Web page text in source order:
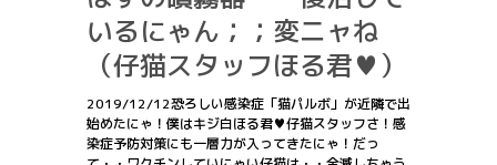
いるにゃん；；変ニャね
（仔猫スタッフほる君♥）
2019/12/12恐ろしい感染症「猫パルボ」が近隣で出
始めたにゃ！僕はキジ白ほる君♥仔猫スタッフさ！感
染症予防対策にも一層力が入ってきたにゃ！だっ